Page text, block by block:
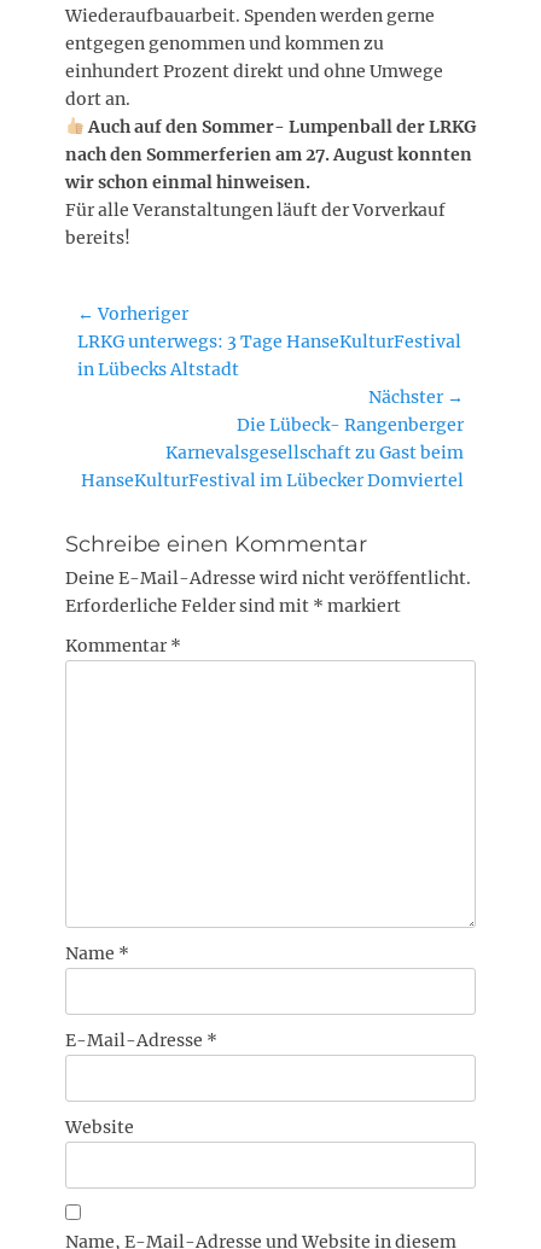
Wiederaufbauarbeit. Spenden werden gerne
entgegen genommen und kommen zu
einhundert Prozent direkt und ohne Umwege
dort an.
Auch auf den Sommer- Lumpenball der LRKG
nach den Sommerferien am 27. August konnten
wir schon einmal hinweisen.
Für alle Veranstaltungen läuft der Vorverkauf
bereits!
Beitragsnavigation
← Vorheriger
Vorheriger
Beitrag:
LRKG unterwegs: 3 Tage HanseKulturFestival
in Lübecks Altstadt
Nächster →
Die Lübeck- Rangenberger
Karnevalsgesellschaft zu Gast beim
HanseKulturFestival im Lübecker Domviertel
Schreibe einen Kommentar
Deine E-Mail-Adresse wird nicht veröffentlicht.
Erforderliche Felder sind mit * markiert
Kommentar *
Name *
E-Mail-Adresse *
Website
Name, E-Mail-Adresse und Website in diesem